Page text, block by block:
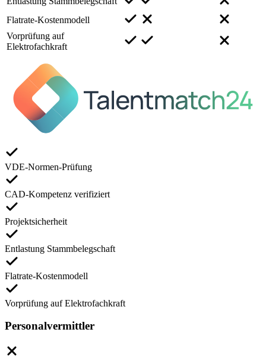
Flatrate-Kostenmodell
Vorprüfung auf
Elektrofachkraft
VDE-Normen-Prüfung
CAD-Kompetenz verifiziert
Projektsicherheit
Entlastung Stammbelegschaft
Flatrate-Kostenmodell
Vorprüfung auf Elektrofachkraft
Personalvermittler